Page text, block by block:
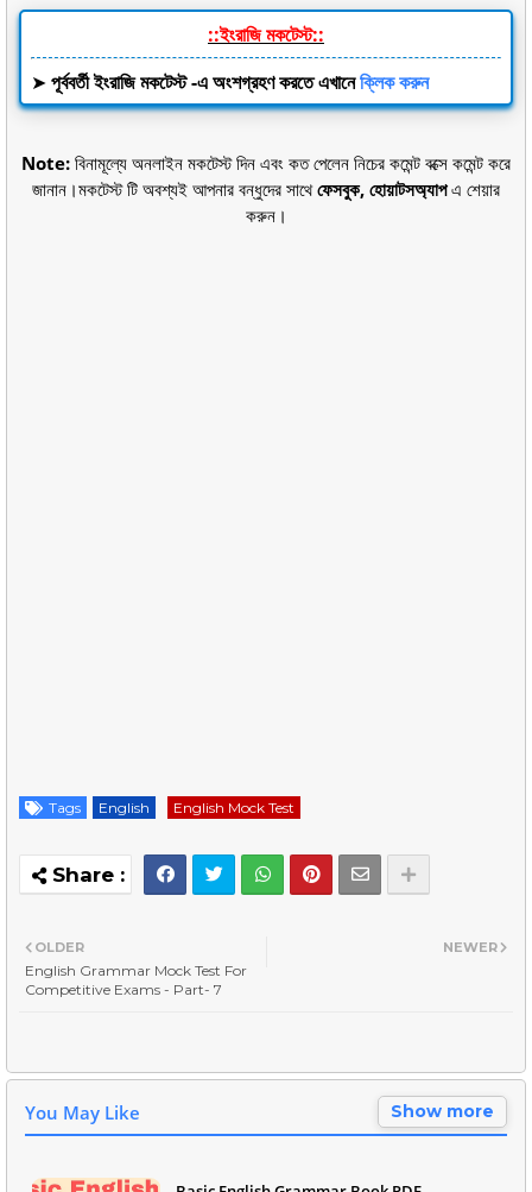
::ইংরাজি মকটেস্ট::
➤পূর্ববর্তী ইংরাজি মকটেস্ট -এ অংশগ্রহণ করতে এখানেক্লিক করুন
Note: বিনামূল্যে অনলাইন মকটেস্ট দিন এবং কত পেলেন নিচের কমেন্ট বক্সে কমেন্ট করে
জানান।মকটেস্ট টি অবশ্যই আপনার বন্ধুদের সাথেফেসবুক, হোয়াটসঅ্যাপএ শেয়ার
করুন।
Tags English English Mock Test
NEWER
OLDER
English Grammar Mock Test For
Competitive Exams - Part- 7
You May Like Show more